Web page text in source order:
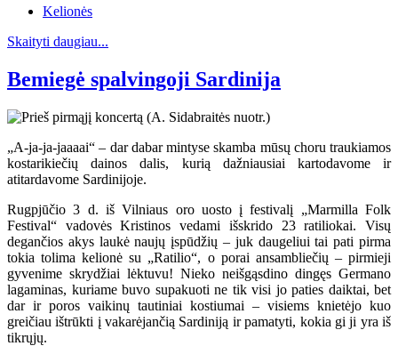
Kelionės
Skaityti daugiau...
Bemiegė spalvingoji Sardinija
„A-ja-ja-jaaaai“ – dar dabar mintyse skamba mūsų choru traukiamos
kostarikiečių dainos dalis, kurią dažniausiai kartodavome ir
atitardavome Sardinijoje.
Rugpjūčio 3 d. iš Vilniaus oro uosto į festivalį „Marmilla Folk
Festival“ vadovės Kristinos vedami išskrido 23 ratiliokai. Visų
degančios akys laukė naujų įspūdžių – juk daugeliui tai pati pirma
tokia tolima kelionė su „Ratilio“, o porai ansambliečių – pirmieji
gyvenime skrydžiai lėktuvu! Nieko neišgąsdino dingęs Germano
lagaminas, kuriame buvo supakuoti ne tik visi jo paties daiktai, bet
dar ir poros vaikinų tautiniai kostiumai – visiems knietėjo kuo
greičiau ištrūkti į vakarėjančią Sardiniją ir pamatyti, kokia gi ji yra iš
tikrųjų.